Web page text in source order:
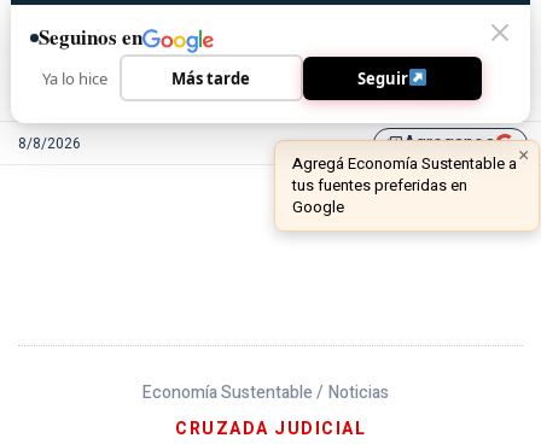
8/8/2026 library_addAgreganos
Economía Sustentable / Noticias
CRUZADA JUDICIAL
Seguinos en
Ya lo hice Más tarde Seguir